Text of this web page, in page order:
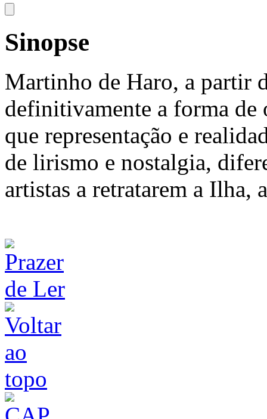
Sinopse
Martinho de Haro, a partir
definitivamente a forma
que representação e
de lirismo e nostalgia,
artistas a retratarem a